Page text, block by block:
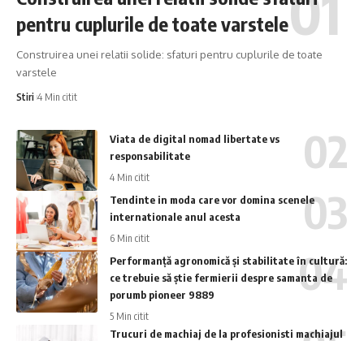
pentru cuplurile de toate varstele
Construirea unei relatii solide: sfaturi pentru cuplurile de toate
varstele
Stiri 4 Min citit
Viata de digital nomad libertate vs
responsabilitate
4 Min citit
Tendinte in moda care vor domina scenele
internationale anul acesta
6 Min citit
Performanță agronomică și stabilitate în cultură:
ce trebuie să știe fermierii despre samanta de
porumb pioneer 9889
5 Min citit
Trucuri de machiaj de la profesionisti machiajul